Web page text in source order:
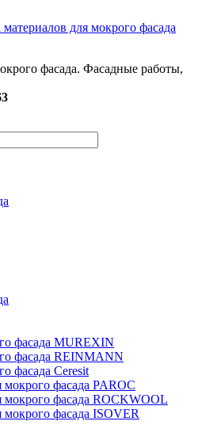
фасада. Фасадные работы,
фасада MUREXIN
фасада REINMANN
фасада Ceresit
мокрого фасада PAROC
мокрого фасада ROCKWOOL
мокрого фасада ISOVER